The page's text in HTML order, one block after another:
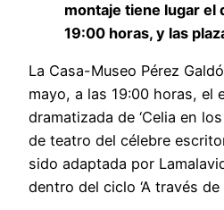
montaje tiene lugar el
19:00 horas, y las
La Casa-Museo Pérez
mayo, a las 19:00 horas, el
dramatizada de ‘Celia en
de teatro del célebre
sido adaptada por
dentro del ciclo ‘A través de